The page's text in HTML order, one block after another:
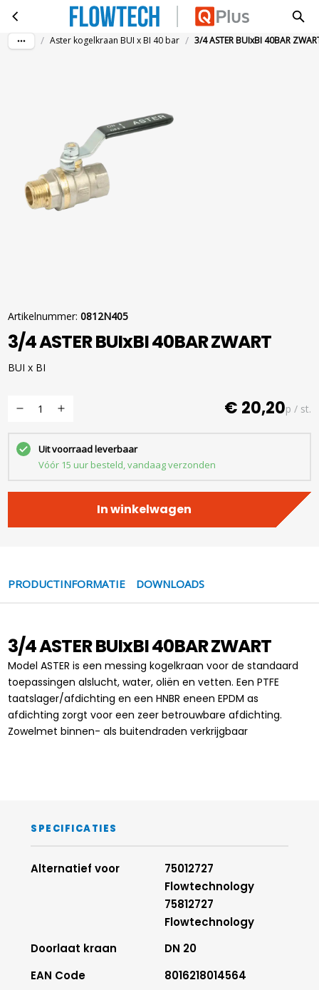
Ga naar hoofdinhoud3/4 ASTER BUIxBI 40BAR ZWART
/ Aster kogelkraan BUI x BI 40 bar / 3/4 ASTER BUIxBI 40BAR
Artikelnummer: 0812N405
3/4 ASTER BUIxBI 40BAR ZWART
BUI x BI
€ 20,20p / st.
Uit voorraad leverbaar
Vóór 15 uur besteld, vandaag verzonden
In winkelwagen
PRODUCTINFORMATIE DOWNLOADS
3/4 ASTER BUIxBI 40BAR ZWART
Model ASTER is een messing kogelkraan voor de standaard
toepassingen alslucht, water, oliën en vetten. Een PTFE
taatslager/afdichting en een HNBR eneen EPDM as
afdichting zorgt voor een zeer betrouwbare afdichting.
Zowelmet binnen- als buitendraden verkrijgbaar
SPECIFICATIES
Alternatief voor
75012727
Flowtechnology
75812727
Flowtechnology
Doorlaat kraan
DN 20
EAN Code
8016218014564